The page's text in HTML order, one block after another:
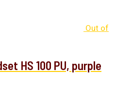
Out of
HS 100 PU, purple